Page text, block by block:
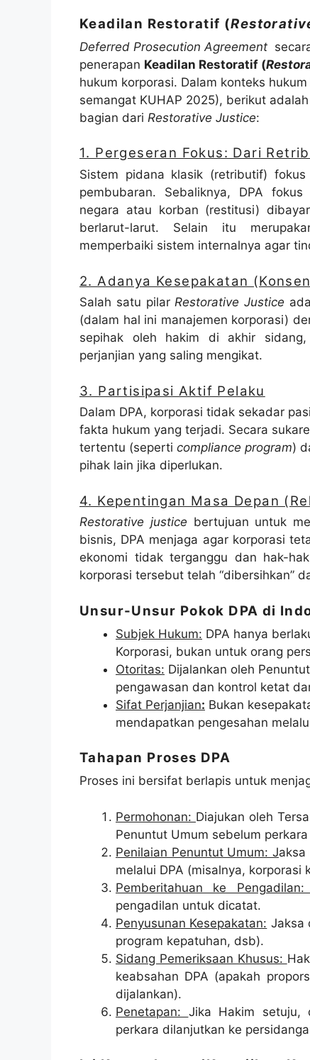
Keadilan Restoratif (
Deferred Prosecution Agreement
penerapan Keadilan Restoratif (
hukum korporasi. Dalam konteks
semangat KUHAP 2025), berikut
bagian dari Restorative Justice:
1. Pergeseran Fokus: Dari
Sistem pidana klasik (retributif)
pembubaran. Sebaliknya, DPA
negara atau korban (restitusi)
berlarut-larut. Selain itu
memperbaiki sistem internalnya agar
2. Adanya Kesepakatan
Salah satu pilarRestorative Justice
(dalam hal ini manajemen korporasi)
sepihak oleh hakim di akhir
perjanjian yang saling mengikat.
3. Partisipasi Aktif Pelaku
Dalam DPA, korporasi tidak sekadar
fakta hukum yang terjadi. Secara
tertentu (seperti compliance program)
pihak lain jika diperlukan.
4. Kepentingan Masa Depan
Restorative justice bertujuan untuk
bisnis, DPA menjaga agar korporasi
ekonomi tidak terganggu dan hak-
korporasi tersebut telah “dibersihkan”
Unsur-Unsur Pokok DPA di
Subjek Hukum: DPA hanya
Korporasi, bukan untuk orang
Otoritas: Dijalankan oleh
pengawasan dan kontrol ketat
Sifat Perjanjian: Bukan
mendapatkan pengesahan
Tahapan Proses DPA
Proses ini bersifat berlapis untuk
Permohonan: Diajukan oleh
Penuntut Umum sebelum
Penilaian Penuntut Umum: Jaksa
melalui DPA (misalnya,
Pemberitahuan ke
pengadilan untuk dicatat.
Penyusunan Kesepakatan: Jaksa
program kepatuhan, dsb).
Sidang Pemeriksaan Khusus:
keabsahan DPA (apakah
dijalankan).
Penetapan: Jika Hakim setuju,
perkara dilanjutkan ke